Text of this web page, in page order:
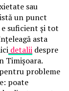
sau
un punct
e suficient și tot
asta
detalii despre
Timișoara.
probleme
poate